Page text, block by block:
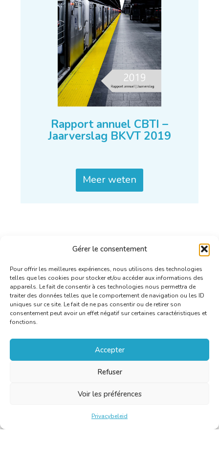
Gérer le consentement
Pour offrir les meilleures expériences, nous utilisons des technologies
telles que les cookies pour stocker et/ou accéder aux informations des
appareils. Le fait de consentir à ces technologies nous permettra de
traiter des données telles que le comportement de navigation ou les ID
uniques sur ce site. Le fait de ne pas consentir ou de retirer son
consentement peut avoir un effet négatif sur certaines caractéristiques et
fonctions.
Accepter
Refuser
Voir les préférences
Privacybeleid
Rapport annuel CBTI –
Jaarverslag BKVT 2019
Meer weten